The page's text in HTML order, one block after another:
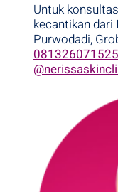
Untuk
kecantikan dari
Purwodadi,
081326071525